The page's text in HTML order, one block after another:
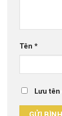
Tên *
Lưu